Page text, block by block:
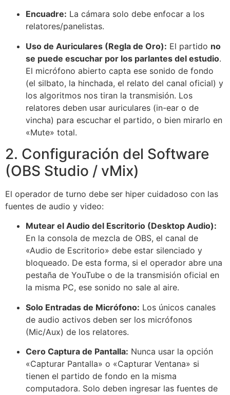
Encuadre: La cámara solo debe enfocar a los
relatores/panelistas.
Uso de Auriculares (Regla de Oro): El partido no
se puede escuchar por los parlantes del estudio.
El micrófono abierto capta ese sonido de fondo
(el silbato, la hinchada, el relato del canal oficial) y
los algoritmos nos tiran la transmisión. Los
relatores deben usar auriculares (in-ear o de
vincha) para escuchar el partido, o bien mirarlo en
«Mute» total.
2. Configuración del Software
(OBS Studio / vMix)
El operador de turno debe ser hiper cuidadoso con las
fuentes de audio y video:
Mutear el Audio del Escritorio (Desktop Audio):
En la consola de mezcla de OBS, el canal de
«Audio de Escritorio» debe estar silenciado y
bloqueado. De esta forma, si el operador abre una
pestaña de YouTube o de la transmisión oficial en
la misma PC, ese sonido no sale al aire.
Solo Entradas de Micrófono: Los únicos canales
de audio activos deben ser los micrófonos
(Mic/Aux) de los relatores.
Cero Captura de Pantalla: Nunca usar la opción
«Capturar Pantalla» o «Capturar Ventana» si
tienen el partido de fondo en la misma
computadora. Solo deben ingresar las fuentes de